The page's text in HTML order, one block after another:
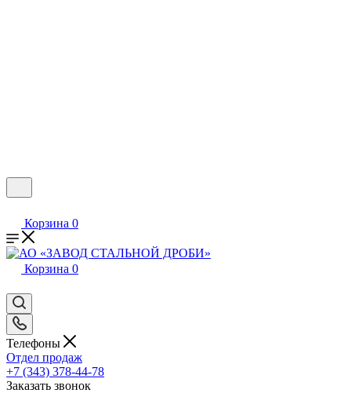
Корзина 0
Корзина 0
Телефоны
Отдел продаж
+7 (343) 378-44-78
Заказать звонок